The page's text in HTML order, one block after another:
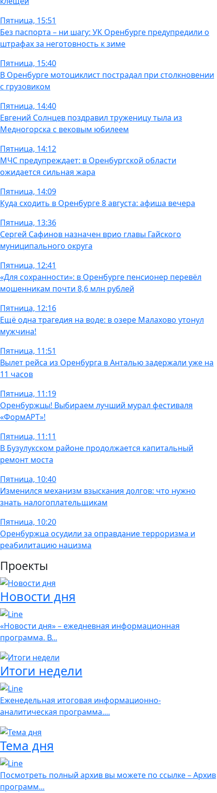
Пятница, 15:51
Без паспорта – ни шагу: УК Оренбурге предупредили о
штрафах за неготовность к зиме
Пятница, 15:40
В Оренбурге мотоциклист пострадал при столкновении
с грузовиком
Пятница, 14:40
Евгений Солнцев поздравил труженицу тыла из
Медногорска с вековым юбилеем
Пятница, 14:12
МЧС предупреждает: в Оренбургской области
ожидается сильная жара
Пятница, 14:09
Куда сходить в Оренбурге 8 августа: афиша вечера
Пятница, 13:36
Сергей Сафинов назначен врио главы Гайского
муниципального округа
Пятница, 12:41
«Для сохранности»: в Оренбурге пенсионер перевёл
мошенникам почти 8,6 млн рублей
Пятница, 12:16
Ещё одна трагедия на воде: в озере Малахово утонул
мужчина!
Пятница, 11:51
Вылет рейса из Оренбурга в Анталью задержали уже на
11 часов
Пятница, 11:19
Оренбуржцы! Выбираем лучший мурал фестиваля
«ФормАРТ»!
Пятница, 11:11
В Бузулукском районе продолжается капитальный
ремонт моста
Пятница, 10:40
Изменился механизм взыскания долгов: что нужно
знать налогоплательщикам
Пятница, 10:20
Оренбуржца осудили за оправдание терроризма и
реабилитацию нацизма
Проекты
Новости дня
«Новости дня» – ежедневная информационная
программа. В...
Итоги недели
Еженедельная итоговая информационно-
аналитическая программа....
Тема дня
Посмотреть полный архив вы можете по ссылке – Архив
программ...